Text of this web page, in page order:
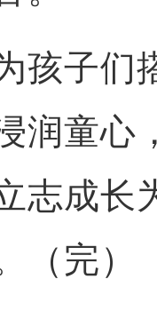
子们
润童心
志成长
（完）